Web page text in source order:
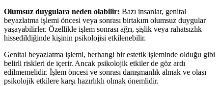
Olumsuz duygulara neden olabilir: Bazı insanlar, genital
beyazlatma işlemi öncesi veya sonrası birtakım olumsuz duygular
yaşayabilirler. Özellikle işlem sonrası ağrı, şişlik veya rahatsızlık
hissedildiğinde kişinin psikolojisi etkilenebilir.
Genital beyazlatma işlemi, herhangi bir estetik işleminde olduğu gibi
belirli riskleri de içerir. Ancak psikolojik etkiler de göz ardı
edilmemelidir. İşlem öncesi ve sonrası danışmanlık almak ve olası
psikolojik etkilere karşı hazırlıklı olmak önemlidir.